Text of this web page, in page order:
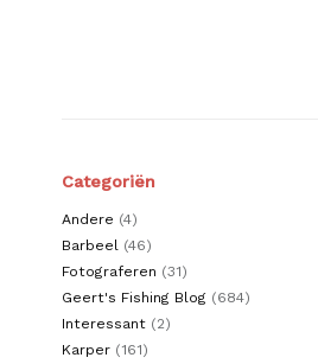
Categoriën
Andere (4)
Barbeel (46)
Fotograferen (31)
Geert's Fishing Blog (684)
Interessant (2)
Karper (161)